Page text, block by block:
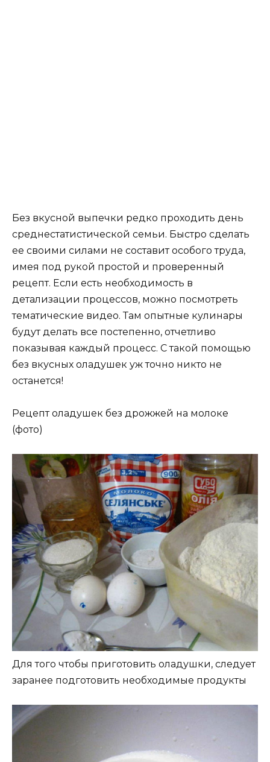
Без вкусной выпечки редко проходить день
среднестатистической семьи. Быстро сделать
ее своими силами не составит особого труда,
имея под рукой простой и проверенный
рецепт. Если есть необходимость в
детализации процессов, можно посмотреть
тематические видео. Там опытные кулинары
будут делать все постепенно, отчетливо
показывая каждый процесс. С такой помощью
без вкусных оладушек уж точно никто не
останется!
Рецепт оладушек без дрожжей на молоке
(фото)
Для того чтобы приготовить оладушки, следует
заранее подготовить необходимые продукты